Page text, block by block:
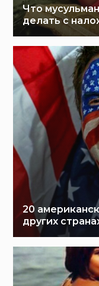
Что
делать с
20
других